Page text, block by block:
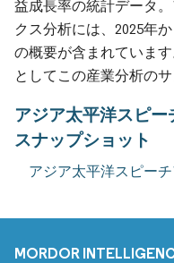
益成長率の統計データ
クス分析には、2025年
の概要が含まれていま
としてこの産業分析の
アジア太平洋スピ
スナップショット
アジア太平洋スピー
MORDOR